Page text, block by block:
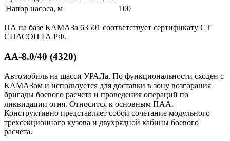
Напор насоса, м
100
ПА на базе КАМАЗа 63501 соответствует сертификату СТ
СПАСОП ГА РФ.
АА-8.0/40 (4320)
Автомобиль на шасси УРАЛа. По функциональности сходен с
КАМАЗом и используется для доставки в зону возгорания
бригады боевого расчета и проведения операций по
ликвидации огня. Относится к основным ПАА.
Конструктивно представляет собой сочетание модульного
трехсекционного кузова и двухрядной кабины боевого
расчета.